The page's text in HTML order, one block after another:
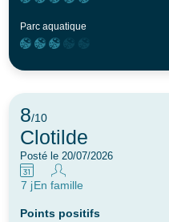
Parc aquatique
8/10
Clotilde
Posté le 20/07/2026
7 jEn famille
Points positifs